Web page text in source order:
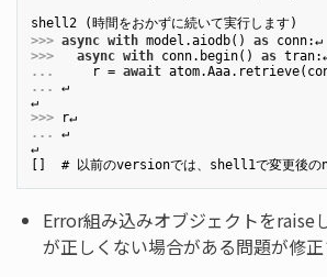
>>> async with model.aiodb() as conn:↵
>>>
async with conn.begin() as
...
    r =
await
...
↵
↵
>>>
r↵
...
↵
↵
Error組み込みオブジェクトを
が正しくない場合がある問題が修正